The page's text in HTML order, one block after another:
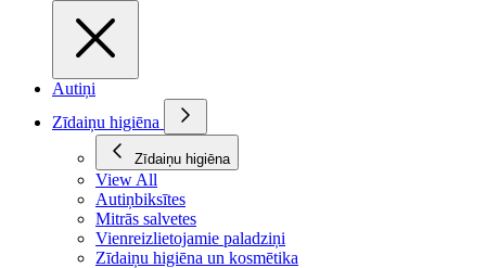
Autiņi
Zīdaiņu higiēna
Zīdaiņu higiēna
View All
Autiņbiksītes
Mitrās salvetes
Vienreizlietojamie paladziņi
Zīdaiņu higiēna un kosmētika